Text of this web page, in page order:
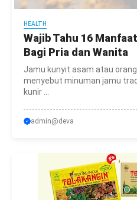
HEALTH
Wajib Tahu 16
Bagi Pria dan Wanita
Jamu kunyit asam atau
menyebut minuman jamu
kunir ...
admin@deva